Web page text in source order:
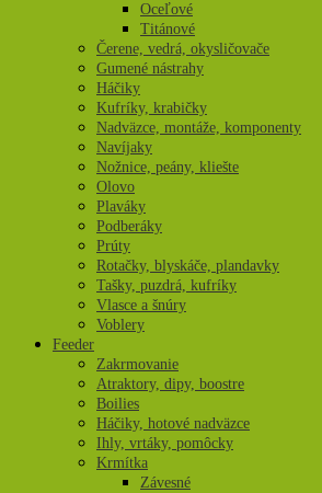
Oceľové
Titánové
Čerene, vedrá, okysličovače
Gumené nástrahy
Háčiky
Kufríky, krabičky
Nadväzce, montáže, komponenty
Navíjaky
Nožnice, peány, kliešte
Olovo
Plaváky
Podberáky
Prúty
Rotačky, blyskáče, plandavky
Tašky, puzdrá, kufríky
Vlasce a šnúry
Voblery
Feeder
Zakrmovanie
Atraktory, dipy, boostre
Boilies
Háčiky, hotové nadväzce
Ihly, vrtáky, pomôcky
Krmítka
Závesné